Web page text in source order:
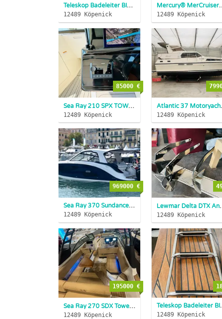
Teleskop Badeleiter BIG XXL 5 stufig 57 mm schwarz NEU Edels...
12489 Köpenick
Mercury®
12489 Köpenick
Sea Ray 210 SPX TOWER 2025 NEUBOOT
12489 Köpenick
85000 €
Atlantic
12489 Köpenick
Sea Ray 370 Sundancer NEU 2x600 PS V12 Verado Joysti.Vorführ...
12489 Köpenick
969000 €
Lewmar Delta
12489 Köpenick
Sea Ray 270 SDX Tower NEUBOOT ABVERKAUF
12489 Köpenick
195000 €
Teleskop
12489 Köpenick